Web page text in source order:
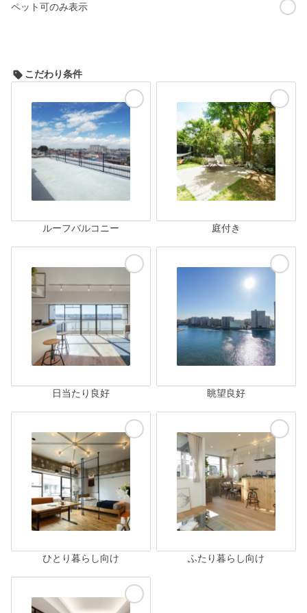
ペット可のみ表示
こだわり条件
ルーフバルコニー 庭付き
日当たり良好 眺望良好
ひとり暮らし向け ふたり暮らし向け